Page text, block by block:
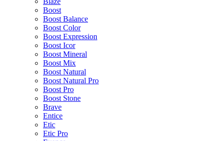
Boost
Boost Balance
Boost Color
Boost Expression
Boost Icor
Boost Mineral
Boost Mix
Boost Natural
Boost Natural Pro
Boost Pro
Boost Stone
Brave
Entice
Etic
Etic Pro